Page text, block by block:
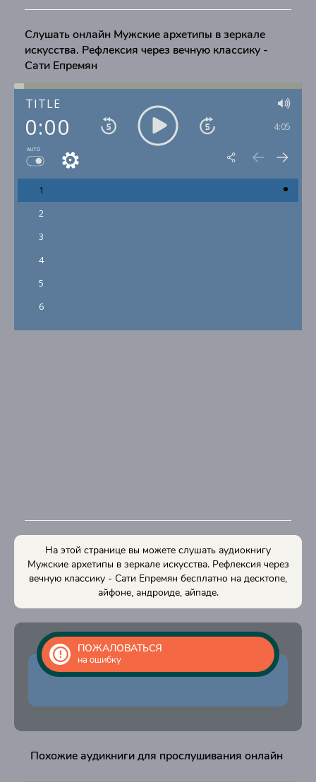
Слушать онлайн Мужские архетипы в зеркале
искусства. Рефлексия через вечную классику -
Сати Епремян
TITLE
0:00 4:05
AUTO
1
2
3
4
5
6
На этой странице вы можете слушать аудиокнигу
Мужские архетипы в зеркале искусства. Рефлексия через
вечную классику - Сати Епремян бесплатно на десктопе,
айфоне, андроиде, айпаде.
ПОЖАЛОВАТЬСЯ
на ошибку
Похожие аудикниги для прослушивания онлайн